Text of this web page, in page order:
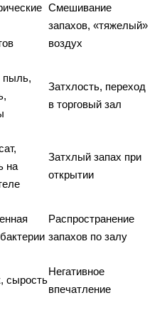
Смешивание
запахов, «тяжелый»
воздух
пыль,
Затхлость, переход
в торговый зал
на
Затхлый запах при
открытии
Распространение
запахов по залу
сырость
Негативное
впечатление